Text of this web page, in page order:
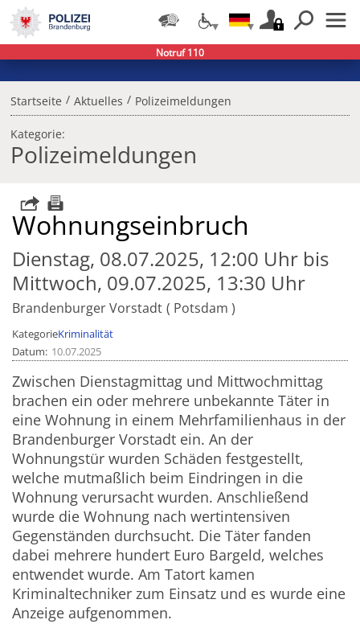
Startseite / Aktuelles / Polizeimeldungen
Kategorie:
Polizeimeldungen
Wohnungseinbruch
Dienstag, 08.07.2025, 12:00 Uhr bis
Mittwoch, 09.07.2025, 13:30 Uhr
Brandenburger Vorstadt Potsdam
KategorieKriminalität
Datum 10.07.2025
Zwischen Dienstagmittag und Mittwochmittag
brachen ein oder mehrere unbekannte Täter in
eine Wohnung in einem Mehrfamilienhaus in der
Brandenburger Vorstadt ein. An der
Wohnungstür wurden Schäden festgestellt,
welche mutmaßlich beim Eindringen in die
Wohnung verursacht wurden. Anschließend
wurde die Wohnung nach wertintensiven
Gegenständen durchsucht. Die Täter fanden
dabei mehrere hundert Euro Bargeld, welches
entwendet wurde. Am Tatort kamen
Kriminaltechniker zum Einsatz und es wurde eine
Anzeige aufgenommen.
Notruf 110